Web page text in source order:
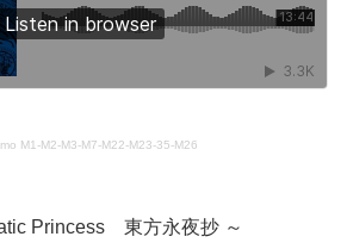
M1-M2-M3-M7-M22-M23-35-M26
Princess 東方永夜抄 ～